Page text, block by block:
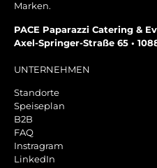
Marken.
PACE Paparazzi Catering &
Axel-Springer-Straße 65 •
UNTERNEHMEN
Standorte
Speiseplan
B2B
FAQ
Instragram
LinkedIn